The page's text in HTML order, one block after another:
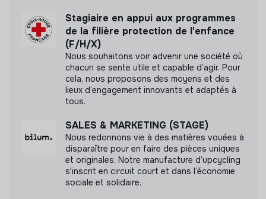
Principes de gouvernance
Gouvernance partagée
Documents
N'a pas encore communiqué de documents de
transparence
Stagiaire en appui aux programmes
de la filière protection de l'enfance
(F/H/X)
Nous souhaitons voir advenir une société où
chacun se sente utile et capable d’agir. Pour
cela, nous proposons des moyens et des
lieux d’engagement innovants et adaptés à
tous.
SALES & MARKETING (STAGE)
Nous redonnons vie à des matières vouées à
disparaître pour en faire des pièces uniques
et originales. Notre manufacture d’upcycling
s'inscrit en circuit court et dans l’économie
sociale et solidaire.